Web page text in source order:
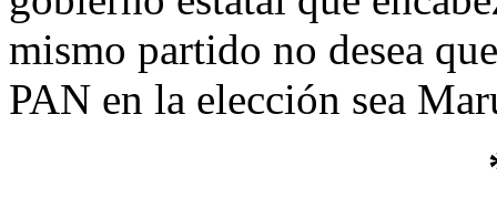
mismo partido no desea
PAN en la elección sea